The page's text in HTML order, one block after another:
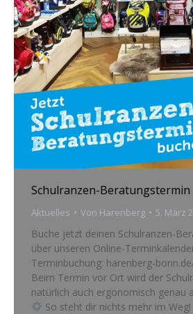
Schulranzen-Beratungstermin
Aktuelles Von Harenberg 5. März
Buche jetzt deinen Schulranzen-
über unseren Online-
Terminbuchung: harenberg-
Beim Termin vor Ort wird der
natürlich auch ergonomisch genau
So steht dir nichts mehr im Weg!